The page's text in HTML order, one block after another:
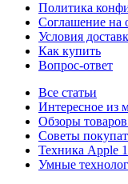
Политика
Соглашение на
Условия
Как купить
Вопрос-ответ
Все статьи
Интересное из
Обзоры товаров
Советы
Техника Apple
Умные